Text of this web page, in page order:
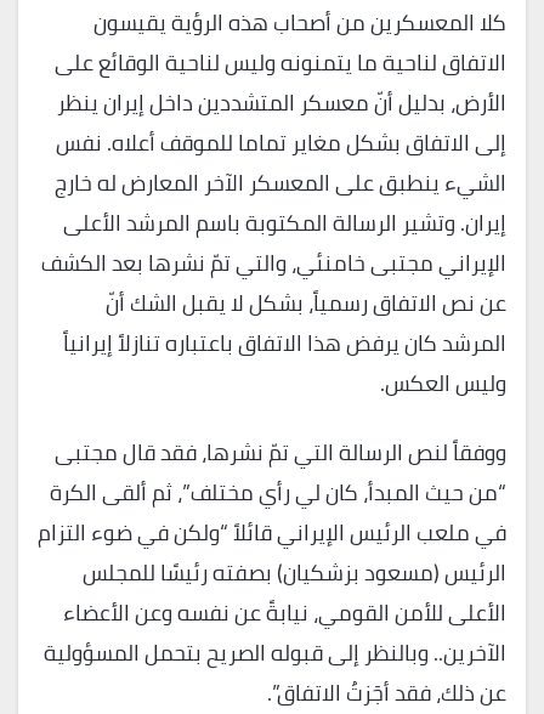
كلا المعسكرين من أصحاب هذه الرؤية يقيسون
الاتفاق لناحية ما يتمنونه وليس لناحية الوقائع على
الأرض، بدليل أنّ معسكر المتشددين داخل إيران ينظر
إلى الاتفاق بشكل مغاير تماما للموقف أعلاه. نفس
الشيء ينطبق على المعسكر الآخر المعارض له خارج
إيران. وتشير الرسالة المكتوبة باسم المرشد الأعلى
الإيراني مجتبى خامنئي، والتي تمّ نشرها بعد الكشف
عن نص الاتفاق رسمياً، بشكل لا يقبل الشك أنّ
المرشد كان يرفض هذا الاتفاق باعتباره تنازلاً إيرانياً
وليس العكس.
ووفقاً لنص الرسالة التي تمّ نشرها، فقد قال مجتبى
“من حيث المبدأ، كان لي رأي مختلف”، ثم ألقى الكرة
في ملعب الرئيس الإيراني قائلاً “ولكن في ضوء التزام
الرئيس (مسعود بزشكيان) بصفته رئيسًا للمجلس
الأعلى للأمن القومي، نيابةً عن نفسه وعن الأعضاء
الآخرين.. وبالنظر إلى قبوله الصريح بتحمل المسؤولية
عن ذلك، فقد أجَزتُ الاتفاق”.